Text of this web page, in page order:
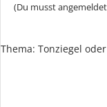
(Du musst
Thema: Tonziegel